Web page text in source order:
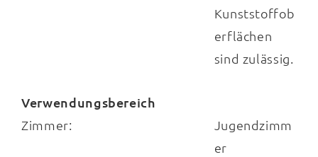
Kunststoffob
erflächen
sind zulässig.
Verwendungsbereich
Zimmer:
Jugendzimm
er